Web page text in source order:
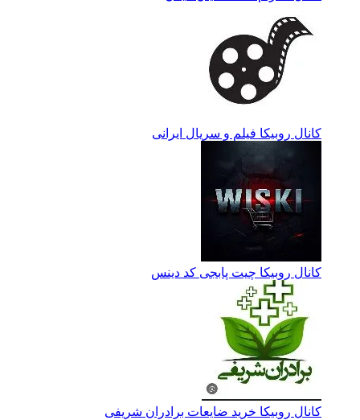
کانال روبیکا فیلم و سریال ایرانی
کانال روبیکا چیت پابجی کد دینس
کانال روبیکا خرید ضایعات برادران شریفی